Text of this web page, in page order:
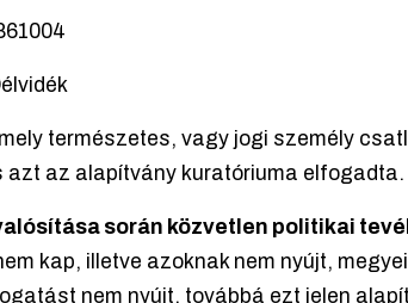
természetes, vagy jogi személy
az alapítvány kuratóriuma elfogadta.
során közvetlen politikai
kap, illetve azoknak nem nyújt,
nem nyújt, továbbá ezt jelen